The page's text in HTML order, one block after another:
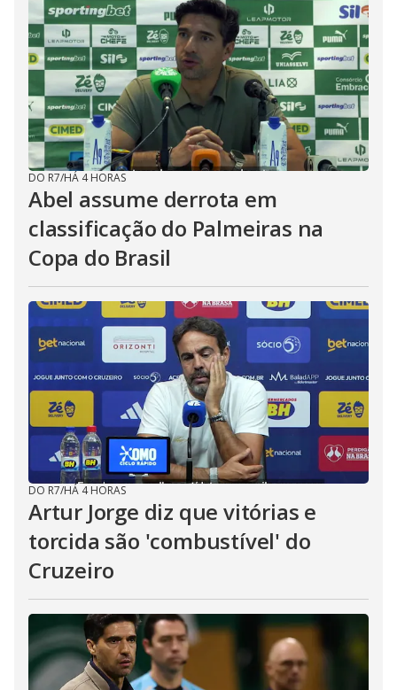
DO R7/HÁ 4 HORAS
Abel assume derrota em
classificação do Palmeiras na
Copa do Brasil
DO R7/HÁ 4 HORAS
Artur Jorge diz que vitórias e
torcida são 'combustível' do
Cruzeiro